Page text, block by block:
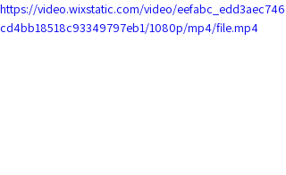
https://video.wixstatic.com/video/eefabc_edd3aec746
cd4bb18518c93349797eb1/1080p/mp4/file.mp4